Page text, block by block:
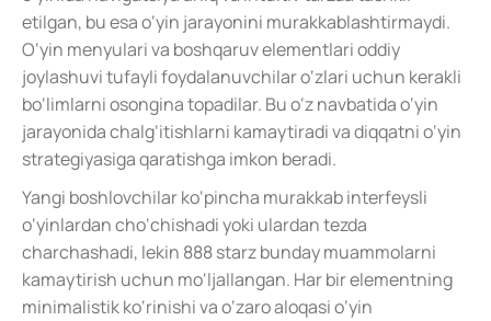
etilgan, bu esa o‘yin jarayonini murakkablashtirmaydi.
O‘yin menyulari va boshqaruv elementlari oddiy
joylashuvi tufayli foydalanuvchilar o‘zlari uchun kerakli
bo‘limlarni osongina topadilar. Bu o‘z navbatida o‘yin
jarayonida chalg‘itishlarni kamaytiradi va diqqatni o‘yin
strategiyasiga qaratishga imkon beradi.
Yangi boshlovchilar ko‘pincha murakkab interfeysli
o‘yinlardan cho‘chishadi yoki ulardan tezda
charchashadi, lekin 888 starz bunday muammolarni
kamaytirish uchun mo‘ljallangan. Har bir elementning
minimalistik ko‘rinishi va o‘zaro aloqasi o‘yin